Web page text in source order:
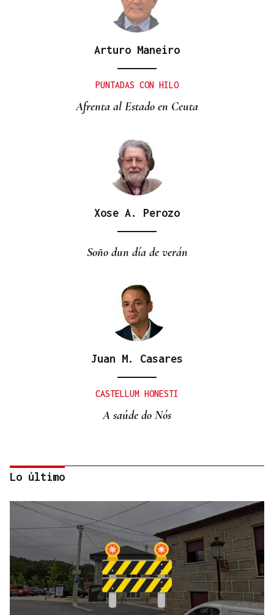
Arturo Maneiro
PUNTADAS CON HILO
Afrenta al Estado en Ceuta
Xose A. Perozo
Soño dun día de verán
Juan M. Casares
CASTELLUM HONESTI
A saúde do Nós
Itxu Díaz
CRÓNICAS DE VERANO
El doble bikini como filosofía de vida
Lo último